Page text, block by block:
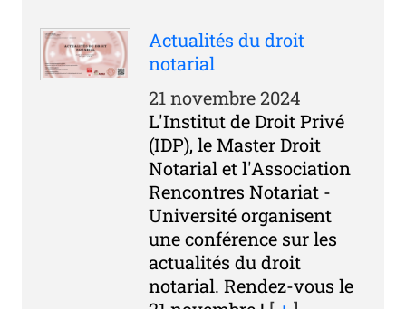
Actualités du droit
notarial
21 novembre 2024
L'Institut de Droit Privé
(IDP), le Master Droit
Notarial et l'Association
Rencontres Notariat -
Université organisent
une conférence sur les
actualités du droit
notarial. Rendez-vous le